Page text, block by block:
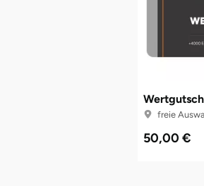
freie
50,00 €